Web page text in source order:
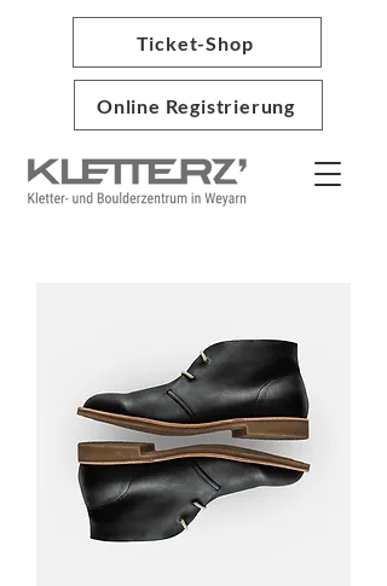
Ticket-Shop
Online Registrierung